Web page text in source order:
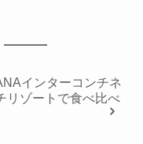
インターコンチネ
リゾートで食べ比べ